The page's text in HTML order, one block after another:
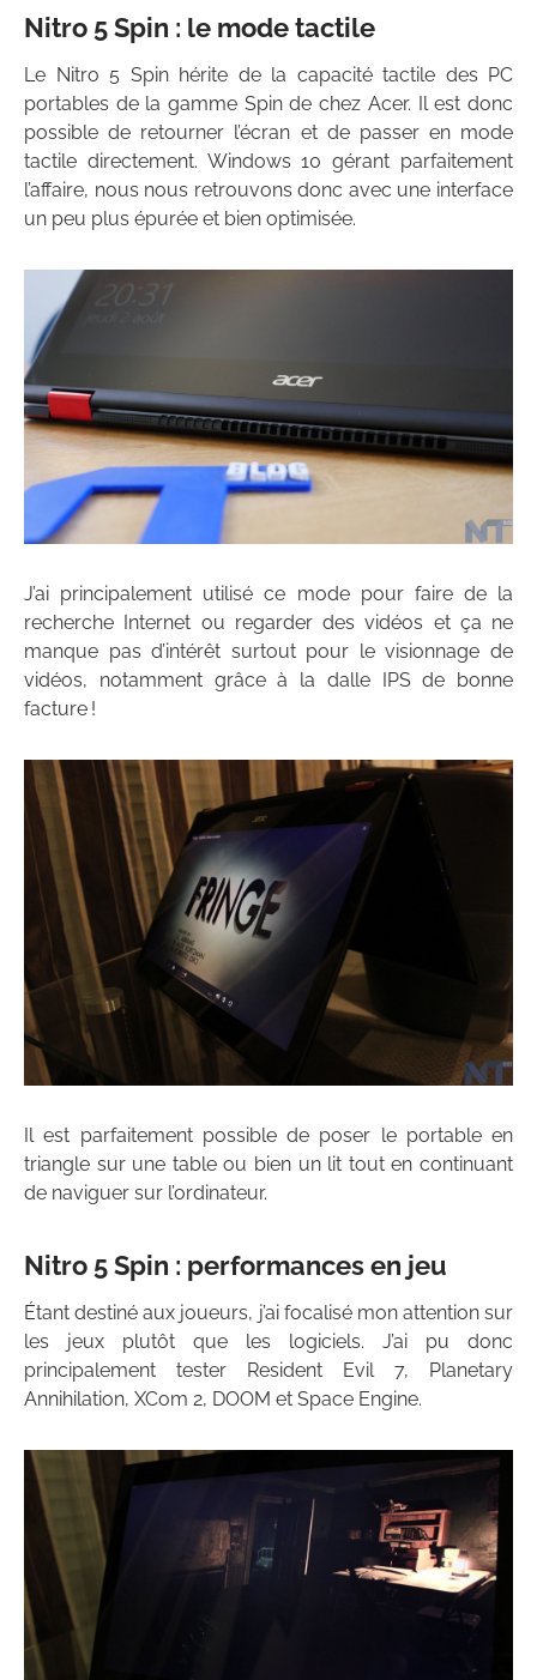
Nitro 5 Spin : le mode tactile
Le Nitro 5 Spin hérite de la capacité tactile des PC
portables de la gamme Spin de chez Acer. Il est donc
possible de retourner l’écran et de passer en mode
tactile directement. Windows 10 gérant parfaitement
l’affaire, nous nous retrouvons donc avec une interface
un peu plus épurée et bien optimisée.
J’ai principalement utilisé ce mode pour faire de la
recherche Internet ou regarder des vidéos et ça ne
manque pas d’intérêt surtout pour le visionnage de
vidéos, notamment grâce à la dalle IPS de bonne
facture !
Il est parfaitement possible de poser le portable en
triangle sur une table ou bien un lit tout en continuant
de naviguer sur l’ordinateur.
Nitro 5 Spin : performances en jeu
Étant destiné aux joueurs, j’ai focalisé mon attention sur
les jeux plutôt que les logiciels. J’ai pu donc
principalement tester Resident Evil 7, Planetary
Annihilation, XCom 2, DOOM et Space Engine.